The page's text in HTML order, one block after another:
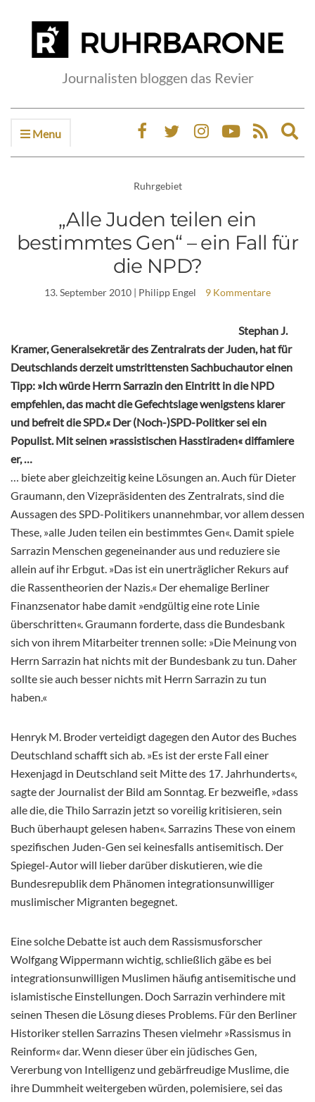
Journalisten bloggen das Revier
Menu
Ruhrgebiet
„Alle Juden teilen ein
bestimmtes Gen“ – ein Fall für
die NPD?
13. September 2010 | Philipp Engel 9 Kommentare
Stephan J.
Kramer, Generalsekretär des Zentralrats der Juden, hat für
Deutschlands derzeit umstrittensten Sachbuchautor einen
Tipp: »Ich würde Herrn Sarrazin den Eintritt in die NPD
empfehlen, das macht die Gefechtslage wenigstens klarer
und befreit die SPD.« Der (Noch-)SPD-Politker sei ein
Populist. Mit seinen »rassistischen Hasstiraden« diffamiere
er, …
… biete aber gleichzeitig keine Lösungen an. Auch für Dieter
Graumann, den Vizepräsidenten des Zentralrats, sind die
Aussagen des SPD-Politikers unannehmbar, vor allem dessen
These, »alle Juden teilen ein bestimmtes Gen«. Damit spiele
Sarrazin Menschen gegeneinander aus und reduziere sie
allein auf ihr Erbgut. »Das ist ein unerträglicher Rekurs auf
die Rassentheorien der Nazis.« Der ehemalige Berliner
Finanzsenator habe damit »endgültig eine rote Linie
überschritten«. Graumann forderte, dass die Bundesbank
sich von ihrem Mitarbeiter trennen solle: »Die Meinung von
Herrn Sarrazin hat nichts mit der Bundesbank zu tun. Daher
sollte sie auch besser nichts mit Herrn Sarrazin zu tun
haben.«
Henryk M. Broder verteidigt dagegen den Autor des Buches
Deutschland schafft sich ab. »Es ist der erste Fall einer
Hexenjagd in Deutschland seit Mitte des 17. Jahrhunderts«,
sagte der Journalist der Bild am Sonntag. Er bezweifle, »dass
alle die, die Thilo Sarrazin jetzt so voreilig kritisieren, sein
Buch überhaupt gelesen haben«. Sarrazins These von einem
spezifischen Juden-Gen sei keinesfalls antisemitisch. Der
Spiegel-Autor will lieber darüber diskutieren, wie die
Bundesrepublik dem Phänomen integrationsunwilliger
muslimischer Migranten begegnet.
Eine solche Debatte ist auch dem Rassismusforscher
Wolfgang Wippermann wichtig, schließlich gäbe es bei
integrationsunwilligen Muslimen häufig antisemitische und
islamistische Einstellungen. Doch Sarrazin verhindere mit
seinen Thesen die Lösung dieses Problems. Für den Berliner
Historiker stellen Sarrazins Thesen vielmehr »Rassismus in
Reinform« dar. Wenn dieser über ein jüdisches Gen,
Vererbung von Intelligenz und gebärfreudige Muslime, die
ihre Dummheit weitergeben würden, polemisiere, sei das